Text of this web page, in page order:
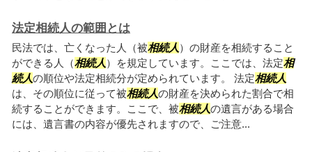
法定相続人の範囲とは
民法では、亡くなった人（被相続人 ）の財産を相続すること
ができる人（相続人 ）を規定しています。ここでは、法定相
続人の順位や法定相続分が定められています。 法定相続人
は、その順位に従って被相続人の財産を決められた割合で相
続することができます。ここで、被相続人の遺言がある場合
には、遺言書の内容が優先されますので、ご注意...